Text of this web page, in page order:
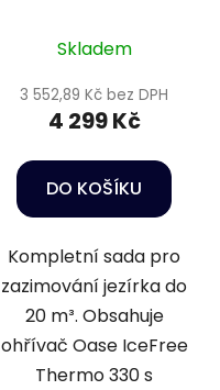
Skladem
3 552,89 Kč bez DPH
4 299 Kč
DO KOŠÍKU
Kompletní sada pro
zazimování jezírka do
20 m³. Obsahuje
ohřívač Oase IceFree
Thermo 330 s